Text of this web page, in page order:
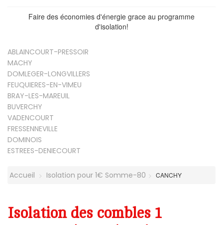
Faire des économies d'énergie grace au programme
d'isolation!
ABLAINCOURT-PRESSOIR
MACHY
DOMLEGER-LONGVILLERS
FEUQUIERES-EN-VIMEU
BRAY-LES-MAREUIL
BUVERCHY
VADENCOURT
FRESSENNEVILLE
DOMINOIS
ESTREES-DENIECOURT
Accueil Isolation pour 1€ Somme-80 CANCHY
Isolation des combles 1